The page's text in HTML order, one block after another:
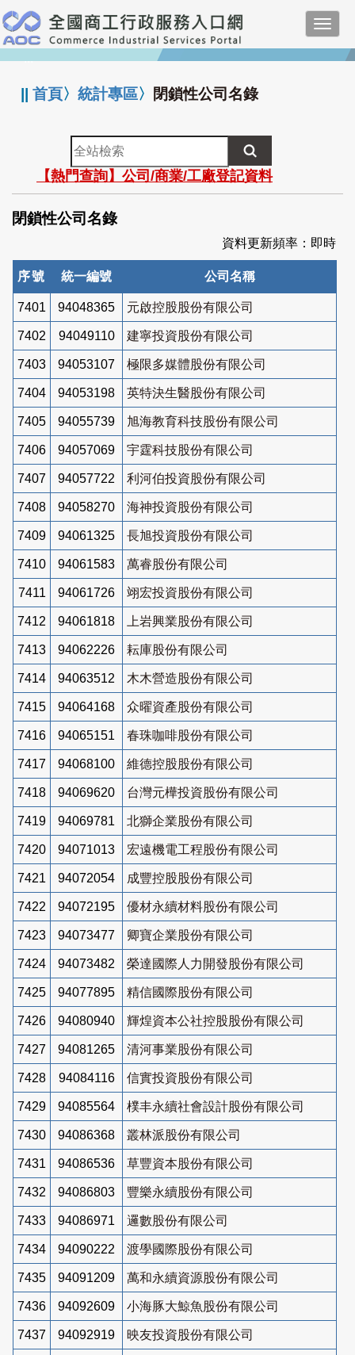
跳
到
主
要
:::
||首頁〉統計專區〉 閉鎖性公司名錄
全
站
檢
索
【熱門查詢】公司/商業/工廠登記資料
閉鎖性公司名錄
資料更新頻率：即時
序號 統一編號 公司名稱
7401 94048365 元啟控股股份有限公司
7402 94049110 建寧投資股份有限公司
7403 94053107 極限多媒體股份有限公司
7404 94053198 英特決生醫股份有限公司
7405 94055739 旭海教育科技股份有限公司
7406 94057069 宇霆科技股份有限公司
7407 94057722 利河伯投資股份有限公司
7408 94058270 海神投資股份有限公司
7409 94061325 長旭投資股份有限公司
7410 94061583 萬睿股份有限公司
7411 94061726 翊宏投資股份有限公司
7412 94061818 上岩興業股份有限公司
7413 94062226 耘庫股份有限公司
7414 94063512 木木營造股份有限公司
7415 94064168 众曜資產股份有限公司
7416 94065151 春珠咖啡股份有限公司
7417 94068100 維德控股股份有限公司
7418 94069620 台灣元樺投資股份有限公司
7419 94069781 北獅企業股份有限公司
7420 94071013 宏遠機電工程股份有限公司
7421 94072054 成豐控股股份有限公司
7422 94072195 優材永續材料股份有限公司
7423 94073477 卿寶企業股份有限公司
7424 94073482 榮達國際人力開發股份有限公司
7425 94077895 精信國際股份有限公司
7426 94080940 輝煌資本公社控股股份有限公司
7427 94081265 清河事業股份有限公司
7428 94084116 信實投資股份有限公司
7429 94085564 樸丰永續社會設計股份有限公司
7430 94086368 叢林派股份有限公司
7431 94086536 草豐資本股份有限公司
7432 94086803 豐樂永續股份有限公司
7433 94086971 邏數股份有限公司
7434 94090222 渡學國際股份有限公司
7435 94091209 萬和永續資源股份有限公司
7436 94092609 小海豚大鯨魚股份有限公司
7437 94092919 映友投資股份有限公司